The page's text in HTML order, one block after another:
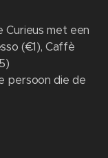
met een
(€1), Caffè
persoon die de